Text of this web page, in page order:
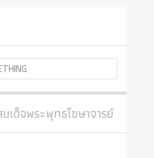
เด็จพระพุทธโฆษาจารย์